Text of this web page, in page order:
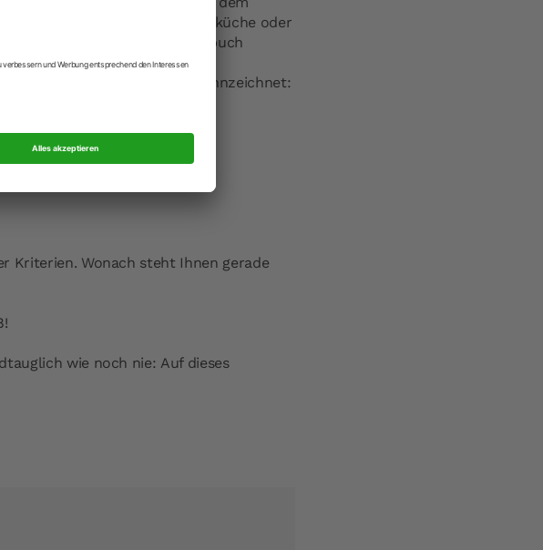
Schnelle Feierabendküche oder
Sie in Ottolenghis Kochbuch
Starkoch nämlichsechs
Buch mit farbigen Icons gekennzeichnet:
Kriterien. Wonach steht Ihnen gerade
wie noch nie: Auf dieses